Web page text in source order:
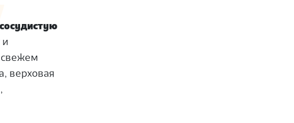
и
свежем
верховая